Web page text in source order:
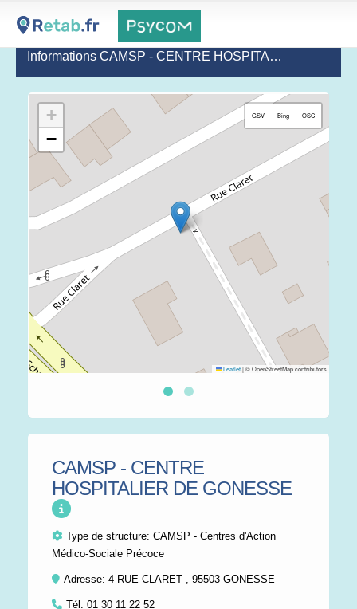
Informations CAMSP - CENTRE HOSPITALIER DE GONESSE
+
−
GSV Bing OSC
Leaflet|© OpenStreetMap contributors
CAMSP - CENTRE
HOSPITALIER DE GONESSE
Type de structure: CAMSP - Centres d'Action
Médico-Sociale Précoce
Adresse: 4 RUE CLARET , 95503 GONESSE
Tél: 01 30 11 22 52